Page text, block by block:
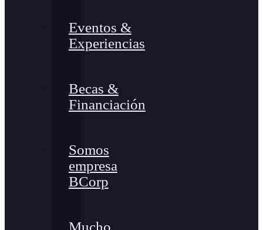
Eventos &
Experiencias
Becas &
Financiación
Somos
empresa
BCorp
Mucho